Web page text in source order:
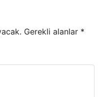
Gerekli alanlar *